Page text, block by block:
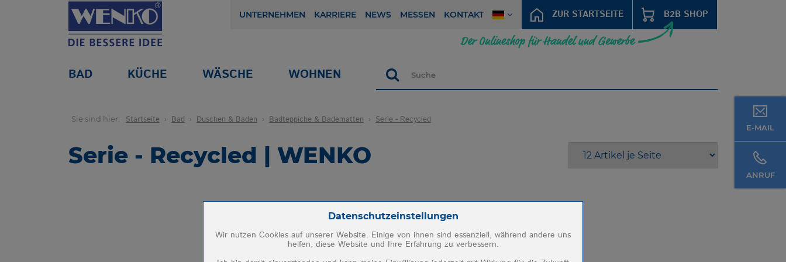
E-MAIL
ANRUF
UNTERNEHMEN KARRIERE NEWS MESSEN KONTAKT ZUR STARTSEITE B2B SHOP
BAD KÜCHE WÄSCHE WOHNEN Suche
Sie sind hier: Startseite Bad Duschen & Baden Badteppiche & Badematten Serie - Recycled
Serie - Recycled | WENKO
Zum Betrieb der Seite notwendige Cookies:
Datenschutzeinstellungen
Wir nutzen Cookies auf unserer Website. Einige von ihnen sind essenziell, während andere uns
helfen, diese Website und Ihre Erfahrung zu verbessern.